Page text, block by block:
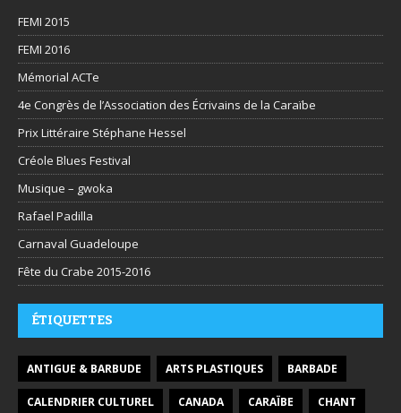
FEMI 2015
FEMI 2016
Mémorial ACTe
4e Congrès de l’Association des Écrivains de la Caraïbe
Prix Littéraire Stéphane Hessel
Créole Blues Festival
Musique – gwoka
Rafael Padilla
Carnaval Guadeloupe
Fête du Crabe 2015-2016
ÉTIQUETTES
ANTIGUE & BARBUDE ARTS PLASTIQUES BARBADE
CALENDRIER CULTUREL CANADA CARAÏBE CHANT